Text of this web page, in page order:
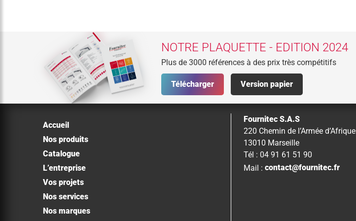
NOTRE PLAQUETTE - EDITION 2024
Plus de 3000 références à des prix très compétitifs
Télécharger Version papier
Accueil
Nos produits
Catalogue
L’entreprise
Vos projets
Nos services
Nos marques
Fournitec S.A.S
220 Chemin de l’Armée d’Afrique
13010 Marseille
Tél : 04 91 61 51 90
Mail : contact@fournitec.fr